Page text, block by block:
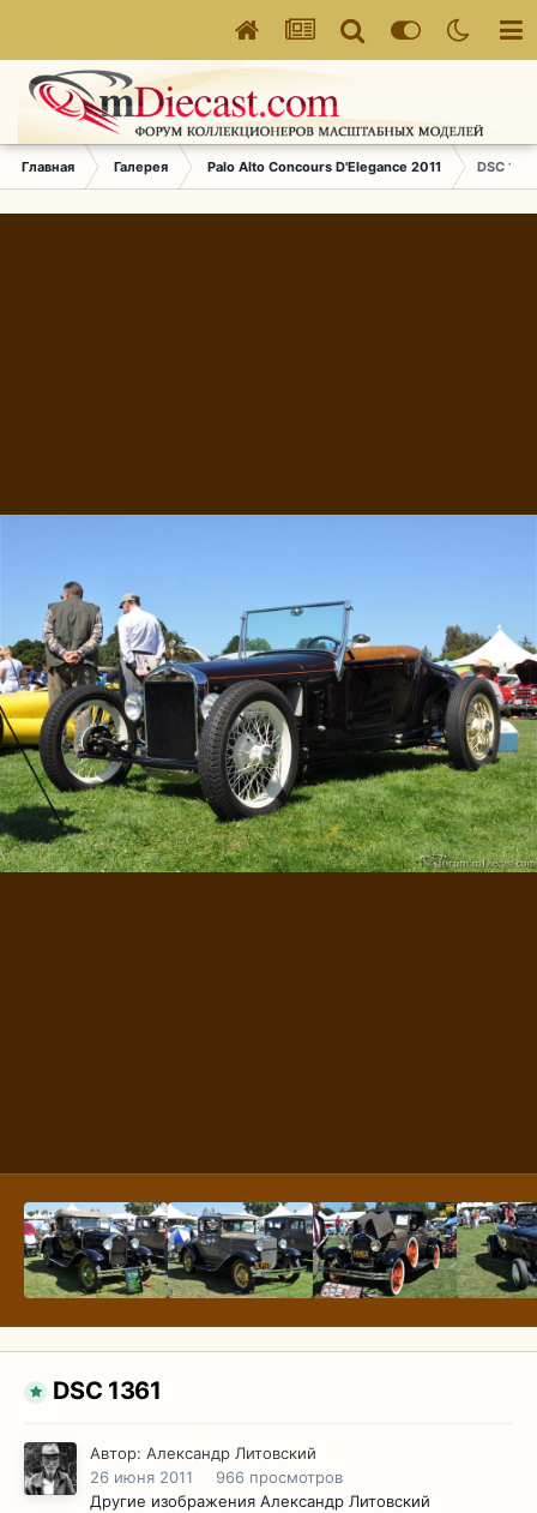
Главная Галерея Palo Alto Concours D'Elegance 2011 DSC 1361
DSC 1361
Автор: Александр Литовский
26 июня 2011
966 просмотров
Другие изображения Александр Литовский